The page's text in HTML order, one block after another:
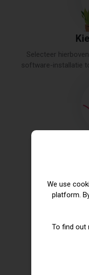
Selecteer
software-installatie
Betaal
Plan een
We use
platform.
To find out